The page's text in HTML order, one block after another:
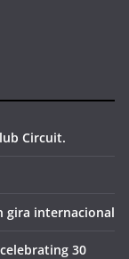
Circuit.
gira internacional
30